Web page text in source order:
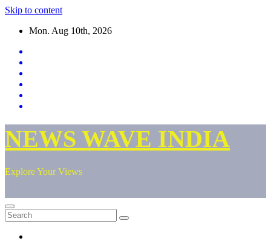
Skip to content
Mon. Aug 10th, 2026
NEWS WAVE INDIA
Explore Your Views